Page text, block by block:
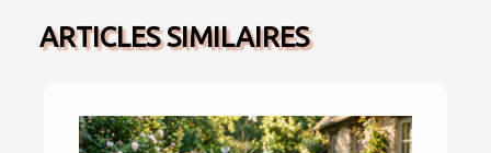
ARTICLES SIMILAIRES